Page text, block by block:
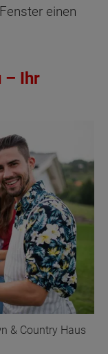
einen
– Ihr
& Country Haus